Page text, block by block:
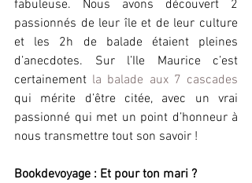
fabuleuse. Nous avons découvert 2
passionnés de leur île et de leur culture
et les 2h de balade étaient pleines
d’anecdotes. Sur l’Ile Maurice c’est
certainement la balade aux 7 cascades
qui mérite d’être citée, avec un vrai
passionné qui met un point d’honneur à
nous transmettre tout son savoir !
Bookdevoyage : Et pour ton mari ?